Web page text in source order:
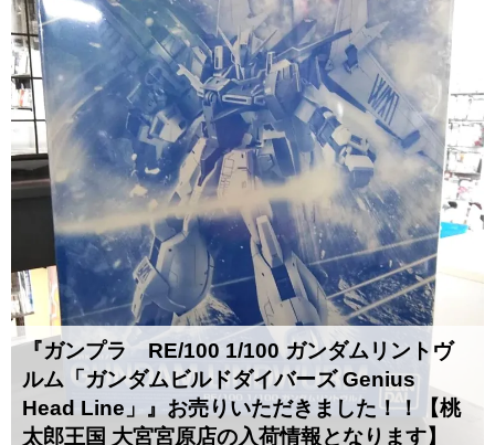
『ガンプラ RE/100 1/100 ガンダムリントヴ
ルム「ガンダムビルドダイバーズ Genius
Head Line」』お売りいただきました！！【桃
太郎王国 大宮宮原店の入荷情報となります】